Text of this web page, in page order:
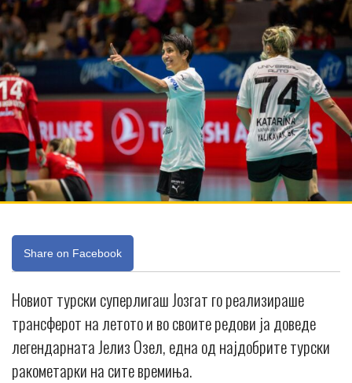
Share on Facebook
Новиот турски суперлигаш Јозгат го реализираше
трансферот на летото и во своите редови ја доведе
легендарната Јелиз Озел, една од најдобрите турски
ракометарки на сите времиња.